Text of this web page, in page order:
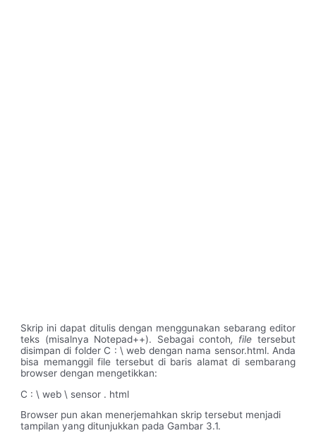
Skrip ini dapat ditulis dengan menggunakan sebarang editor
teks (misalnya Notepad++). Sebagai contoh, file tersebut
disimpan di folder C : \ web dengan nama sensor.html. Anda
bisa memanggil file tersebut di baris alamat di sembarang
browser dengan mengetikkan:
C : \ web \ sensor . html
Browser pun akan menerjemahkan skrip tersebut menjadi
tampilan yang ditunjukkan pada Gambar 3.1.